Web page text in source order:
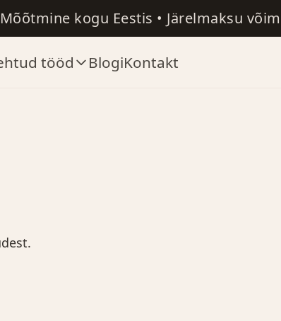
Mõõtmine kogu Eestis • Järelmaksu
tööd BlogiKontakt